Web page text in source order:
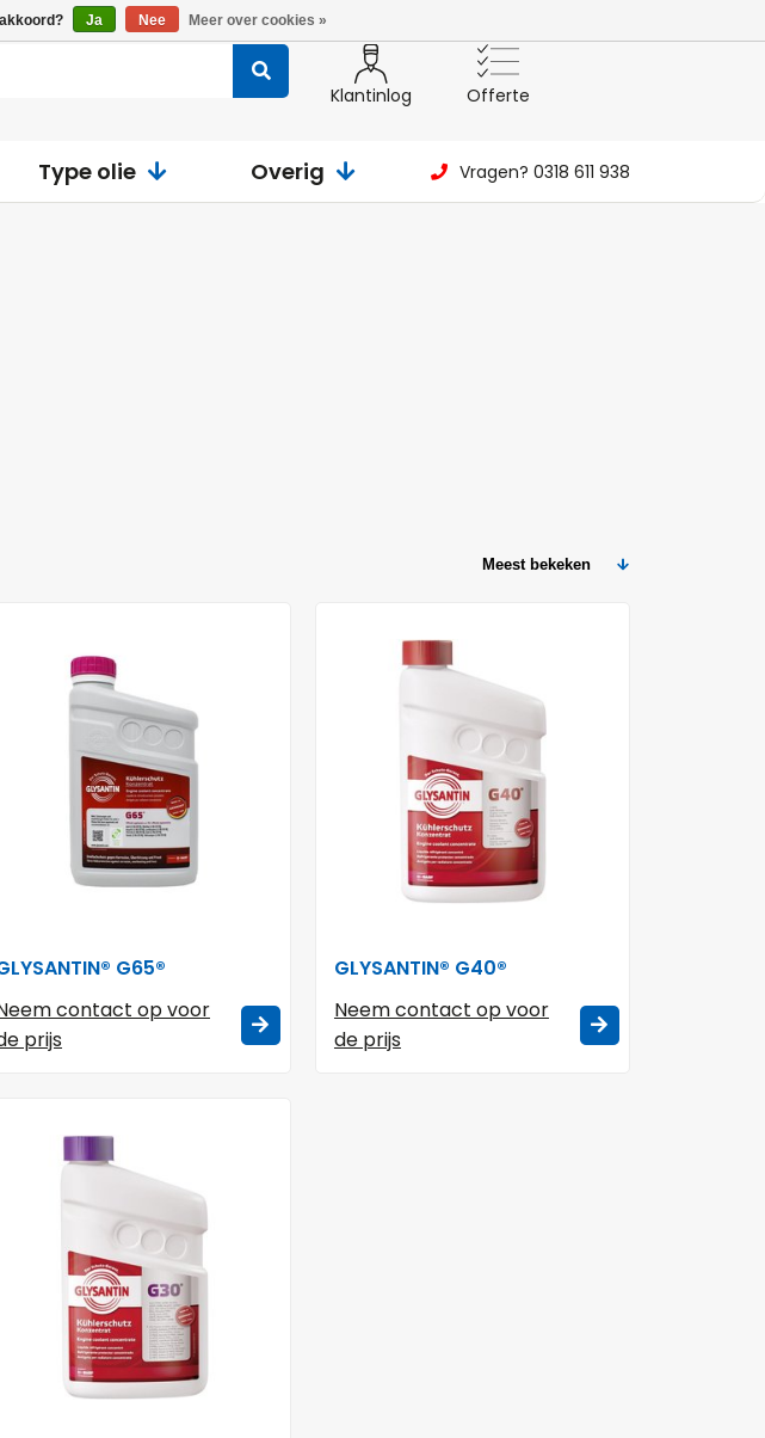
Klantinlog Offerte
Type olie Overig Vragen? 0318 611 938
G65®
contact op voor
prijs
GLYSANTIN® G40®
Neem contact op voor
de prijs
Ja Nee Meer over cookies »